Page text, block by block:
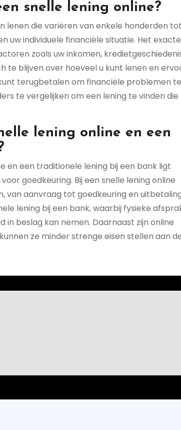
snelle lening online?
lenen die variëren van enkele honderden tot
uw individuele financiële situatie. Het exacte
zoals uw inkomen,
te blijven over hoeveel u kunt lenen en
terugbetalen om financiële problemen te
te vergelijken om een lening te vinden
lening online en een
en een traditionele lening bij een bank ligt
goedkeuring. Bij een snelle lening online
van aanvraag tot goedkeuring en
lening bij een bank, waarbij fysieke
beslag kan nemen. Daarnaast zijn online
ze minder strenge eisen stellen aan